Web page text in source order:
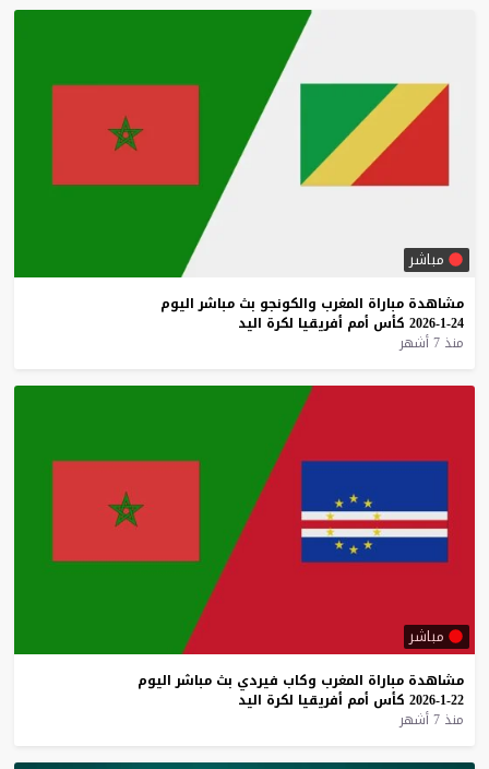
مباشر
مشاهدة مباراة المغرب والكونجو بث مباشر اليوم
24-1-2026
كأس أمم أفريقيا لكرة اليد
منذ 7 أشهر
مباشر
مشاهدة مباراة المغرب وكاب فيردي بث مباشر اليوم
22-1-2026
كأس أمم أفريقيا لكرة اليد
منذ 7 أشهر